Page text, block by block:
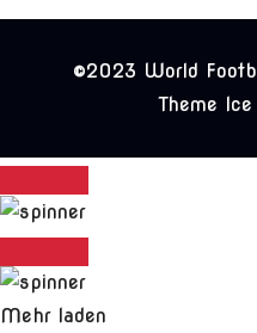
©2023 World
Theme
Mehr laden